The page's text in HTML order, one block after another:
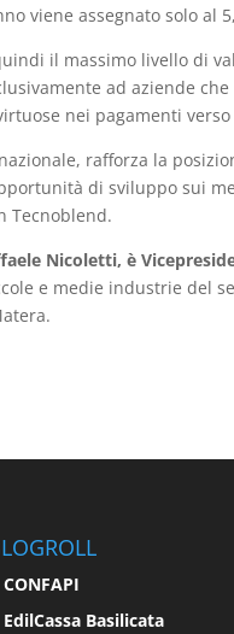
viene assegnato solo al
il massimo livello di
ad aziende
nei pagamenti
rafforza la
di sviluppo sui
Tecnoblend.
Nicoletti, è
e medie industrie del
CONFAPI
EdilCassa Basilicata